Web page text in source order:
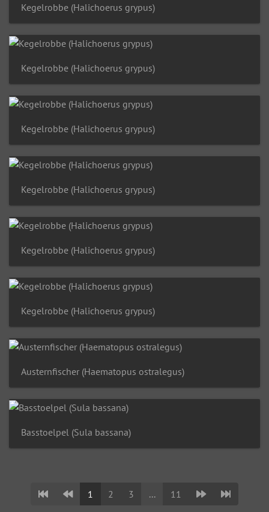
Kegelrobbe (Halichoerus grypus)
Kegelrobbe (Halichoerus grypus)
Kegelrobbe (Halichoerus grypus)
Kegelrobbe (Halichoerus grypus)
Kegelrobbe (Halichoerus grypus)
Kegelrobbe (Halichoerus grypus)
Austernfischer (Haematopus ostralegus)
Basstoelpel (Sula bassana)
1 2 3 ... 11